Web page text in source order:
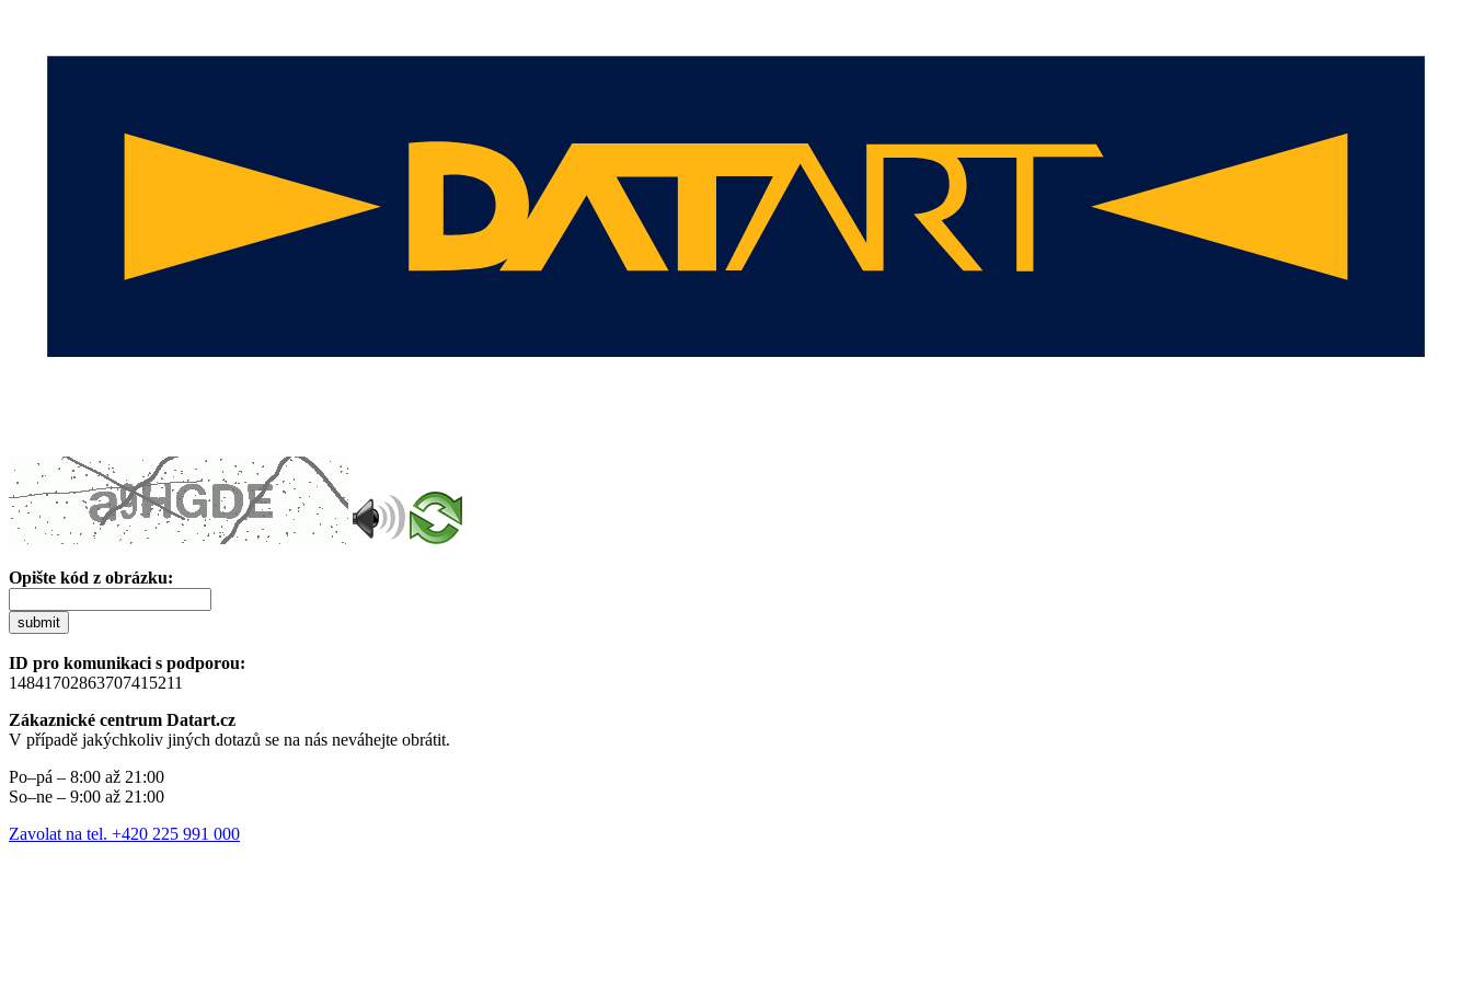
Opište kód z obrázku:
submit
ID pro komunikaci s podporou:
14841702863707415211
Zákaznické centrum Datart.cz
V případě jakýchkoliv jiných dotazů se na nás neváhejte obrátit.
Po–pá – 8:00 až 21:00
So–ne – 9:00 až 21:00
Zavolat na tel. +420 225 991 000